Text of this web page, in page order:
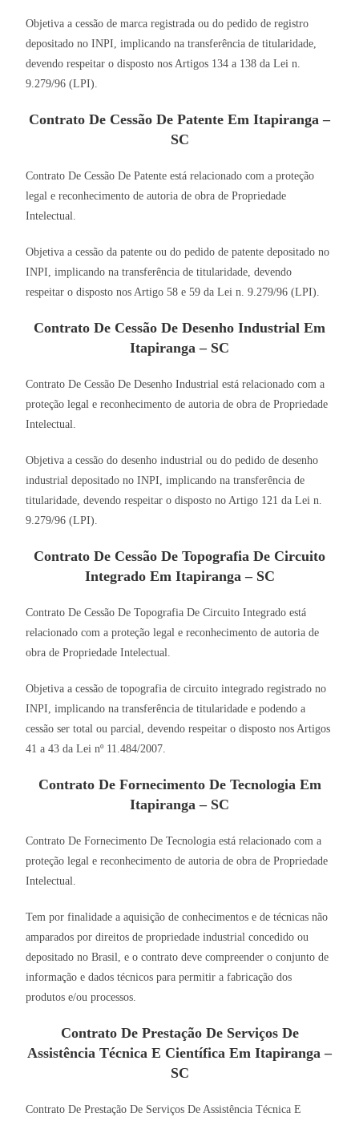
Objetiva a cessão de marca registrada ou do pedido de registro
depositado no INPI, implicando na transferência de titularidade,
devendo respeitar o disposto nos Artigos 134 a 138 da Lei n.
9.279/96 (LPI).
Contrato De Cessão De Patente Em Itapiranga –
SC
Contrato De Cessão De Patente está relacionado com a proteção
legal e reconhecimento de autoria de obra de Propriedade
Intelectual.
Objetiva a cessão da patente ou do pedido de patente depositado no
INPI, implicando na transferência de titularidade, devendo
respeitar o disposto nos Artigo 58 e 59 da Lei n. 9.279/96 (LPI).
Contrato De Cessão De Desenho Industrial Em
Itapiranga – SC
Contrato De Cessão De Desenho Industrial está relacionado com a
proteção legal e reconhecimento de autoria de obra de Propriedade
Intelectual.
Objetiva a cessão do desenho industrial ou do pedido de desenho
industrial depositado no INPI, implicando na transferência de
titularidade, devendo respeitar o disposto no Artigo 121 da Lei n.
9.279/96 (LPI).
Contrato De Cessão De Topografia De Circuito
Integrado Em Itapiranga – SC
Contrato De Cessão De Topografia De Circuito Integrado está
relacionado com a proteção legal e reconhecimento de autoria de
obra de Propriedade Intelectual.
Objetiva a cessão de topografia de circuito integrado registrado no
INPI, implicando na transferência de titularidade e podendo a
cessão ser total ou parcial, devendo respeitar o disposto nos Artigos
41 a 43 da Lei nº 11.484/2007.
Contrato De Fornecimento De Tecnologia Em
Itapiranga – SC
Contrato De Fornecimento De Tecnologia está relacionado com a
proteção legal e reconhecimento de autoria de obra de Propriedade
Intelectual.
Tem por finalidade a aquisição de conhecimentos e de técnicas não
amparados por direitos de propriedade industrial concedido ou
depositado no Brasil, e o contrato deve compreender o conjunto de
informação e dados técnicos para permitir a fabricação dos
produtos e/ou processos.
Contrato De Prestação De Serviços De
Assistência Técnica E Científica Em Itapiranga –
SC
Contrato De Prestação De Serviços De Assistência Técnica E